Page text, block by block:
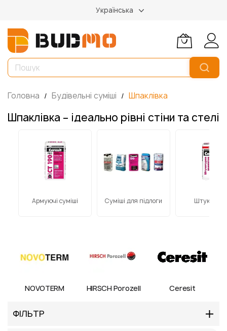
Українська
Головна Будівельні суміші Шпаклівка
Шпаклівка – ідеально рівні стіни та стелі
Армуючі суміші Суміші для підлоги
NOVOTERM HIRSCH Porozell Ceresit
ФІЛЬТР